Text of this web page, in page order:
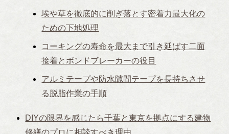
埃や草を徹底的に削ぎ落とす密着力最大化の
ための下地処理
コーキングの寿命を最大まで引き延ばす二面
接着とボンドブレーカーの役目
アルミテープや防水隙間テープを長持ちさせ
る脱脂作業の手順
DIYの限界を感じたら千葉と東京を拠点にする建物
修繕のプロに相談すべき理由